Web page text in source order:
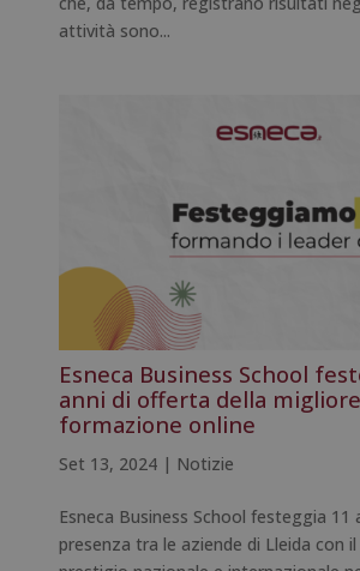
attività sono...
Esneca Business School
anni di offerta della migliore
formazione online
Set 13, 2024| Notizie
Esneca Business School festeggia 11
presenza tra le aziende di Lleida con